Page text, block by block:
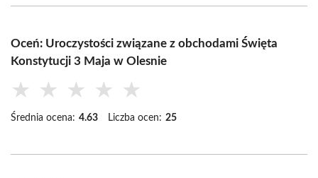
Oceń: Uroczystości związane z obchodami Święta
Konstytucji 3 Maja w Olesnie
★ ★ ★ ★ ★
Średnia ocena: 4.63 Liczba ocen: 25